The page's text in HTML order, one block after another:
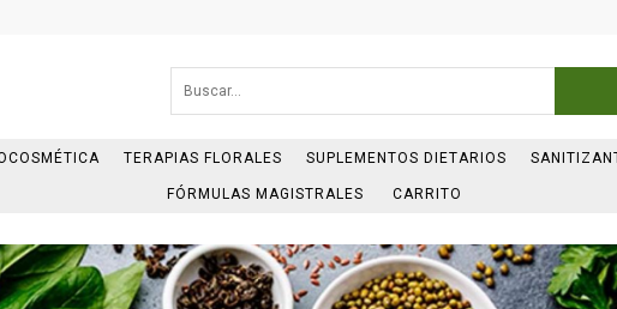
TERAPIAS FLORALES SUPLEMENTOS DIETARIOS
FÓRMULAS MAGISTRALES CARRITO